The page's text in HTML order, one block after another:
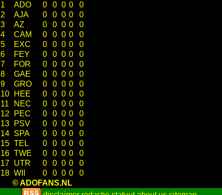
1
ADO 0 0 0 0
0
2
AJA 0 0 0 0
0
3
AZ 0 0 0 0
0
4
CAM 0 0 0 0
0
5
EXC 0 0 0 0
0
6
FEY 0 0 0 0
0
7
FOR 0 0 0 0
0
8
GAE 0 0 0 0
0
9
GRO 0 0 0 0
0
10
HEE 0 0 0 0
0
11
NEC 0 0 0 0
0
12
PEC 0 0 0 0
0
13
PSV 0 0 0 0
0
14 SPA 0 0 0 0
0
15 TEL 0 0 0 0
0
16 TWE 0 0 0 0
0
17 UTR 0 0 0 0
0
18 WII 0 0 0 0
0
© ADOFANS.NL